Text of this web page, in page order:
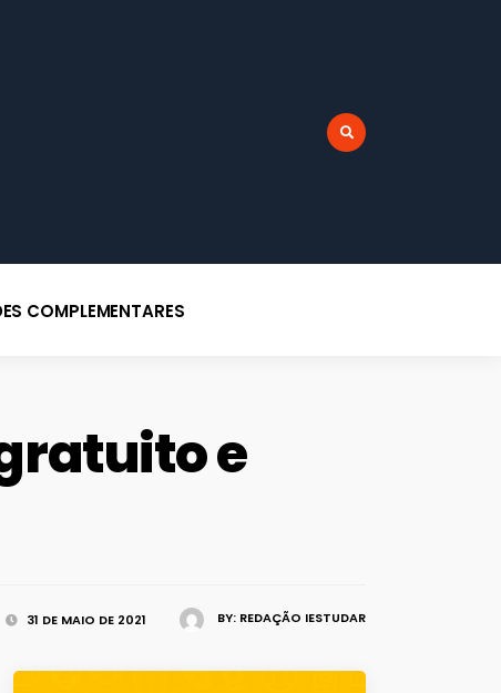
COMPLEMENTARES
e
BY: REDAÇÃO IESTUDAR
31 DE MAIO DE 2021